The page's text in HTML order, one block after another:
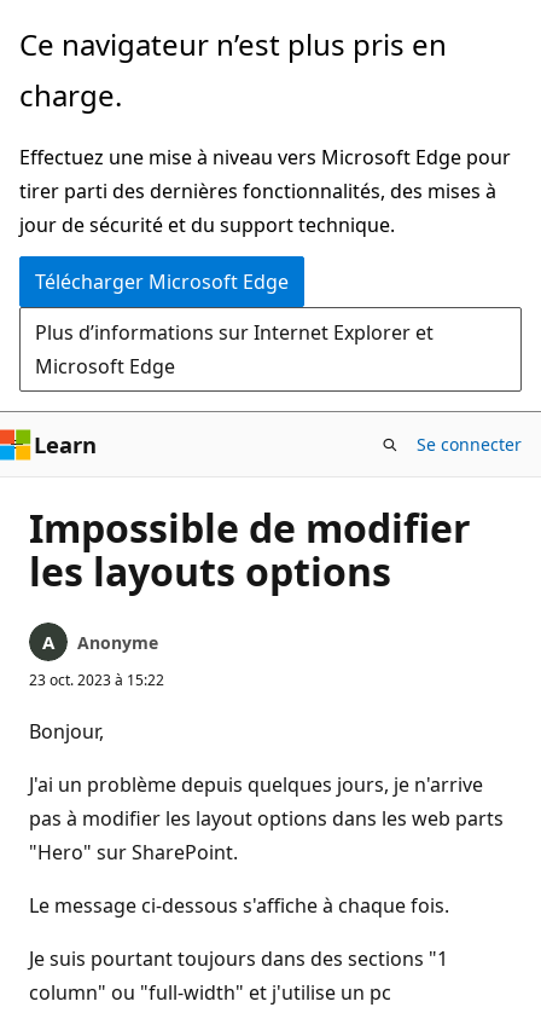
Passer
directement
au
principal
Ce navigateur n’est plus pris en
charge.
Effectuez une mise à niveau vers Microsoft Edge pour
tirer parti des dernières fonctionnalités, des mises à
jour de sécurité et du support technique.
Télécharger Microsoft Edge
Plus d’informations sur Internet Explorer et
Microsoft Edge
Learn Se connecter
Impossible de modifier
les layouts options
Anonyme
23 oct. 2023 à 15:22
Bonjour,
J'ai un problème depuis quelques jours, je n'arrive
pas à modifier les layout options dans les web parts
"Hero" sur SharePoint.
Le message ci-dessous s'affiche à chaque fois.
Je suis pourtant toujours dans des sections "1
column" ou "full-width" et j'utilise un pc